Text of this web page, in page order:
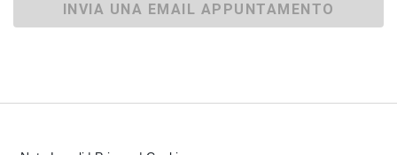
INVIA UNA EMAIL APPUNTAMENTO